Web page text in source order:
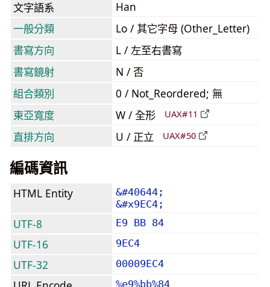
文字語系
Han
一般分類
Lo / 其它字母 (Other_Letter)
書寫方向
L / 左至右書寫
書寫鏡射
N / 否
組合類別
0 / Not_Reordered; 無
東亞寬度
W / 全形 UAX#11
直排方向 U / 正立 UAX#50
編碼資訊
HTML Entity
&#40644;
&#x9EC4;
UTF-8 E9 BB 84
UTF-16 9EC4
UTF-32 00009EC4
%e9%bb%84